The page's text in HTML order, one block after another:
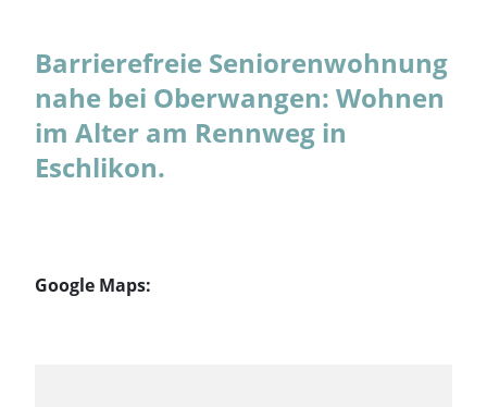
Barrierefreie Seniorenwohnung
nahe bei Oberwangen: Wohnen
im Alter am Rennweg in
Eschlikon.
Google Maps: